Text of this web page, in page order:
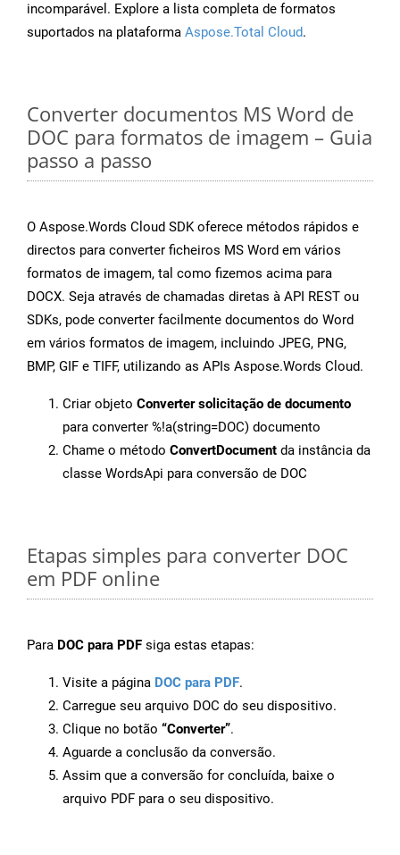
incomparável. Explore a lista completa de formatos
suportados na plataforma Aspose.Total Cloud.
Converter documentos MS Word de
DOC para formatos de imagem – Guia
passo a passo
O Aspose.Words Cloud SDK oferece métodos rápidos e
directos para converter ficheiros MS Word em vários
formatos de imagem, tal como fizemos acima para
DOCX. Seja através de chamadas diretas à API REST ou
SDKs, pode converter facilmente documentos do Word
em vários formatos de imagem, incluindo JPEG, PNG,
BMP, GIF e TIFF, utilizando as APIs Aspose.Words Cloud.
Criar objeto Converter solicitação de documento
para converter %!a(string=DOC) documento
Chame o método ConvertDocument da instância da
classe WordsApi para conversão de DOC
Etapas simples para converter DOC
em PDF online
Para DOC para PDF siga estas etapas:
Visite a página DOC para PDF.
Carregue seu arquivo DOC do seu dispositivo.
Clique no botão “Converter”.
Aguarde a conclusão da conversão.
Assim que a conversão for concluída, baixe o
arquivo PDF para o seu dispositivo.